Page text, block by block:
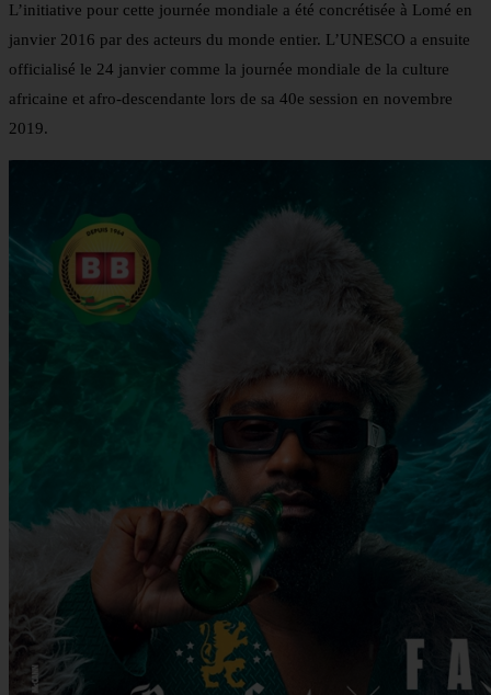
L’initiative pour cette journée mondiale a été concrétisée à Lomé en
janvier 2016 par des acteurs du monde entier. L’UNESCO a ensuite
officialisé le 24 janvier comme la journée mondiale de la culture
africaine et afro-descendante lors de sa 40e session en novembre
2019.